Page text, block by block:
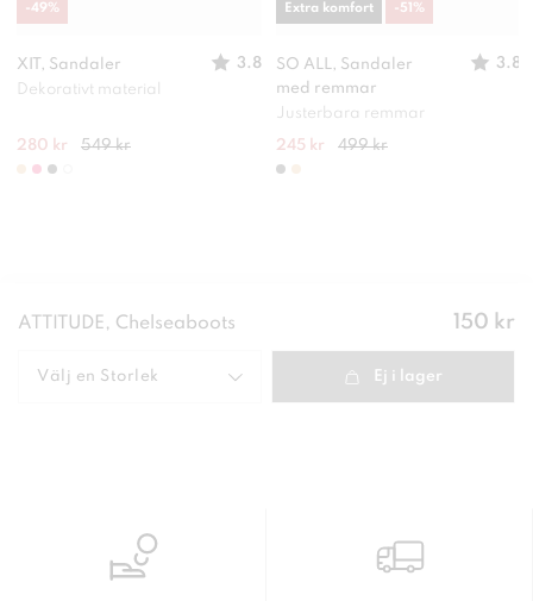
XIT, Sandaler
3.8
Dekorativt material
280 kr 549 kr
-49%
SO ALL, Sandaler
med remmar
3.8
Justerbara remmar
245 kr 499 kr
Extra komfort -51 %
ATTITUDE, Chelseaboots Pris:
150 kr
Välj en Storlek Ej i lager